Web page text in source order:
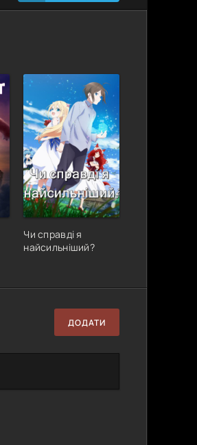
Чи справді я
найсильніший?
ДОДАТИ